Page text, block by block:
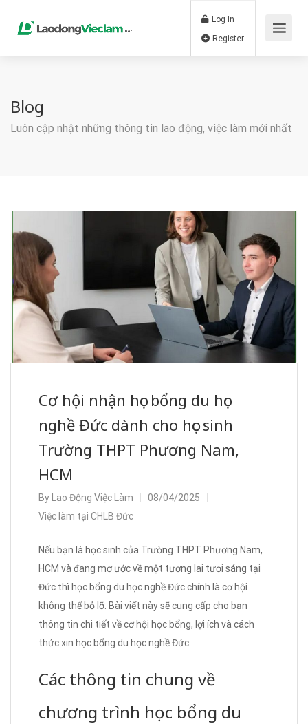
Log In
Blog
Luôn cập nhật những thông tin lao động, việc làm mới nhất
Cơ hội nhận học bổng du học
nghề Đức dành cho học sinh
Trường THPT Phương Nam,
HCM
By Lao Động Việc Làm
08/04/2025
Việc làm tại CHLB Đức
Nếu bạn là học sinh của Trường THPT Phương Nam,
HCM và đang mơ ước về một tương lai tươi sáng tại
Đức thì học bổng du học nghề Đức chính là cơ hội
không thể bỏ lỡ. Bài viết này sẽ cung cấp cho bạn
thông tin chi tiết về cơ hội học bổng, lợi ích và cách
thức xin học bổng du học nghề Đức.
Các thông tin chung về
chương trình học bổng du